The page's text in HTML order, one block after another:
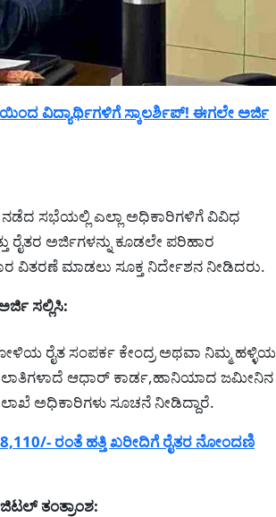
ವಿದ್ಯಾರ್ಥಿಗಳಿಗೆ ಸ್ಕಾಲರ್ಶಿಪ್! ಈಗಲೇ ಅರ್ಜಿ
ಸಭೆಯಲ್ಲಿ ಎಲ್ಲಾ ಅಧಿಕಾರಿಗಳಿಗೆ ವಿವಿಧ
ಅರ್ಜಿಗಳನ್ನು ಕೂಡಲೇ ಪರಿಹಾರ
ವಿತರಣೆ ಮಾಡಲು ಸೂಕ್ತ ನಿರ್ದೇಶನ ನೀಡಿದರು.
ಸಲ್ಲಿಸಿ:
ರೈತ ಸಂಪರ್ಕ ಕೇಂದ್ರ ಅಥವಾ ನಿಮ್ಮ ಹಳ್ಳಿಯ
ಆಧಾರ್ ಕಾರ್ಡ,ಹಾನಿಯಾದ ಜಮೀನಿನ
ಅಧಿಕಾರಿಗಳು ಸೂಚನೆ ನೀಡಿದ್ದಾರೆ.
ರಂತೆ ಹತ್ತಿ ಖರೀದಿಗೆ ರೈತರ ನೋಂದಣಿ
ತಂತ್ರಾಂಶ: